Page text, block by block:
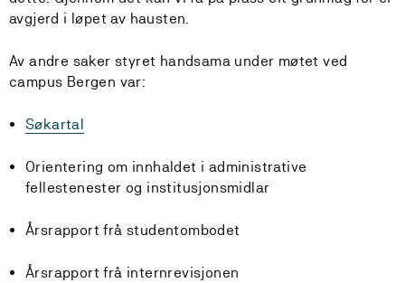
avgjerd i løpet av hausten.
Av andre saker styret handsama under møtet ved
campus Bergen var:
Søkartal
Orientering om innhaldet i administrative
fellestenester og institusjonsmidlar
Årsrapport frå studentombodet
Årsrapport frå internrevisjonen